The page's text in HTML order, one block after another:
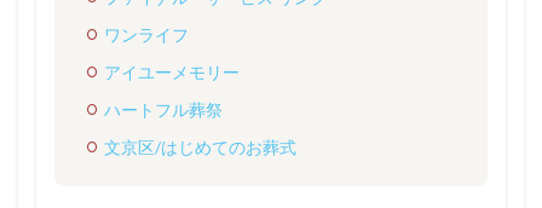
ワンライフ
アイユーメモリー
ハートフル葬祭
文京区/はじめてのお葬式